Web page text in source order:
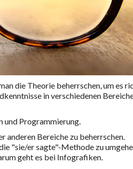
die Theorie beherrschen, um es
in verschiedenen
und Programmierung.
anderen Bereiche zu beherrschen.
"sie/er sagte"-Methode zu
geht es bei Infografiken.